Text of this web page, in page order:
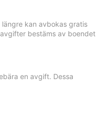
kan avbokas gratis
bestäms av boendet
en avgift. Dessa